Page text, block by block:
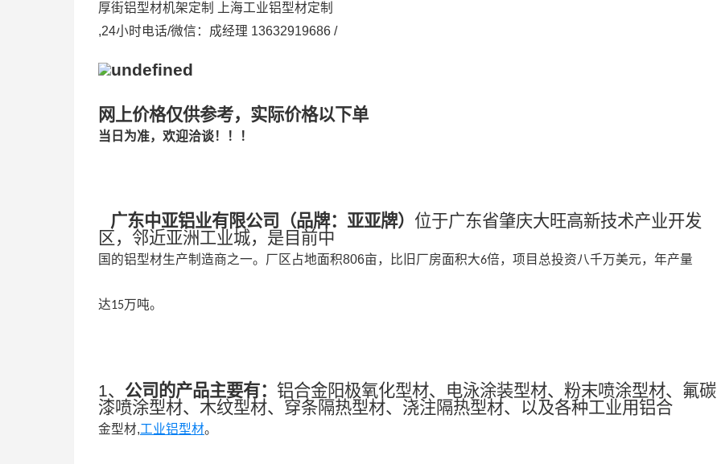
厚街铝型材机架定制 上海工业铝型材定制
,24小时电话/微信：成经理 13632919686 /
网上价格仅供参考，实际价格以下单
当日为准，欢迎洽谈！！！
广东中亚铝业有限公司 （品牌：亚亚牌） 位于广东省肇庆大旺高新技术产业开发
区，邻近亚洲工业城，是目前中
国的铝型材生产制造商之一。 厂区占地面积806亩，比旧厂房面积大6倍，项目总投资八千万美元，年产量
达15万吨。
1、 公司的产品主要有： 铝合金阳极氧化型材、电泳涂装型材、粉末喷涂型材、氟碳
漆喷涂型材、木纹型材、穿条隔热型材、浇注隔热型材、以及各种工业用铝合
金型材,工业铝型材。